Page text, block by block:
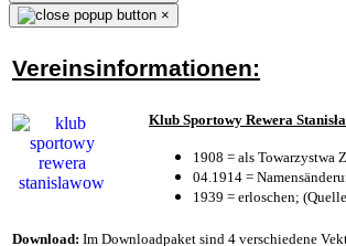
×
Vereinsinformationen:
Klub Sportowy Rewera
1908 = als Towarzystwa
04.1914 =
1939 = erloschen;
Download: Im Downloadpaket sind 4 verschiedene